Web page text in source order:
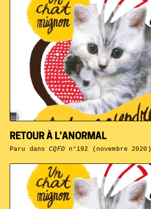
RETOUR À L’ANORMAL
Paru dansCQFDn°192 (novembre 2020)